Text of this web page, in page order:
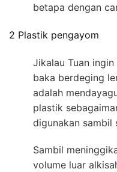
betapa dengan
2 Plastik pengayom
Jikalau Tuan
baka berdeging
adalah
plastik
digunakan sambil
Sambil
volume luar